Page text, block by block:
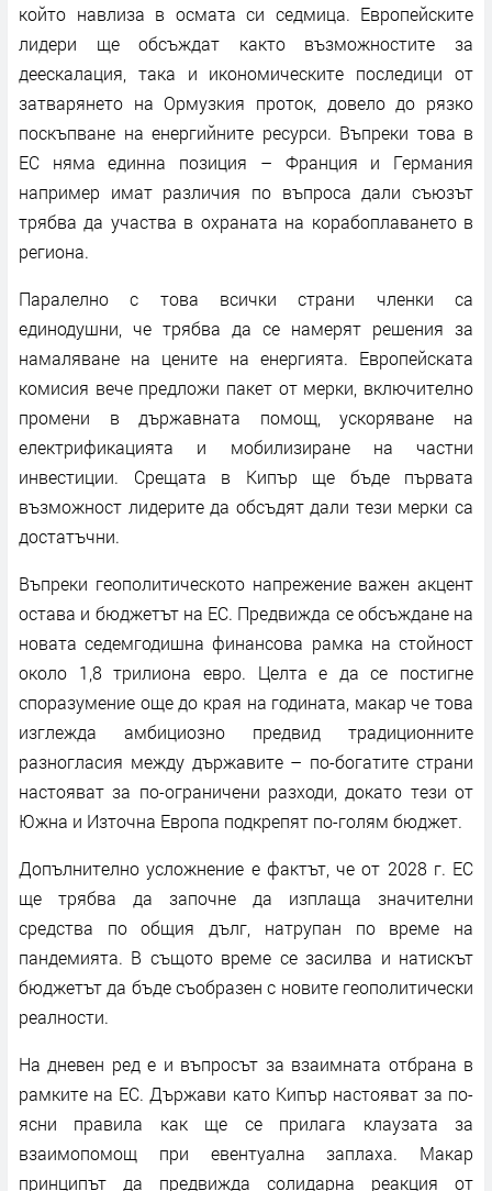
който навлиза в осмата си седмица. Европейските
лидери ще обсъждат както възможностите за
деескалация, така и икономическите последици от
затварянето на Ормузкия проток, довело до рязко
поскъпване на енергийните ресурси. Въпреки това в
ЕС няма единна позиция – Франция и Германия
например имат различия по въпроса дали съюзът
трябва да участва в охраната на корабоплаването в
региона.
Паралелно с това всички страни членки са
единодушни, че трябва да се намерят решения за
намаляване на цените на енергията. Европейската
комисия вече предложи пакет от мерки, включително
промени в държавната помощ, ускоряване на
електрификацията и мобилизиране на частни
инвестиции. Срещата в Кипър ще бъде първата
възможност лидерите да обсъдят дали тези мерки са
достатъчни.
Въпреки геополитическото напрежение важен акцент
остава и бюджетът на ЕС. Предвижда се обсъждане на
новата седемгодишна финансова рамка на стойност
около 1,8 трилиона евро. Целта е да се постигне
споразумение още до края на годината, макар че това
изглежда амбициозно предвид традиционните
разногласия между държавите – по-богатите страни
настояват за по-ограничени разходи, докато тези от
Южна и Източна Европа подкрепят по-голям бюджет.
Допълнително усложнение е фактът, че от 2028 г. ЕС
ще трябва да започне да изплаща значителни
средства по общия дълг, натрупан по време на
пандемията. В същото време се засилва и натискът
бюджетът да бъде съобразен с новите геополитически
реалности.
На дневен ред е и въпросът за взаимната отбрана в
рамките на ЕС. Държави като Кипър настояват за по-
ясни правила как ще се прилага клаузата за
взаимопомощ при евентуална заплаха. Макар
принципът да предвижда солидарна реакция от